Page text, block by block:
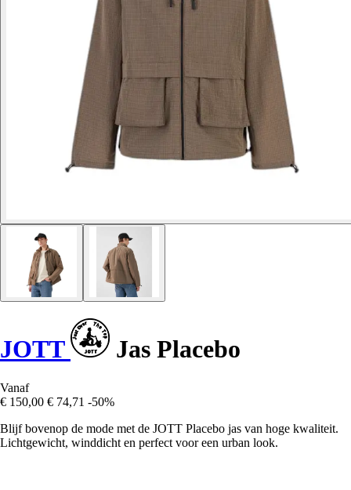
JOTT Jas Placebo
Vanaf
€ 150,00 € 74,71 -50%
Blijf bovenop de mode met de JOTT Placebo jas van hoge kwaliteit.
Lichtgewicht, winddicht en perfect voor een urban look.